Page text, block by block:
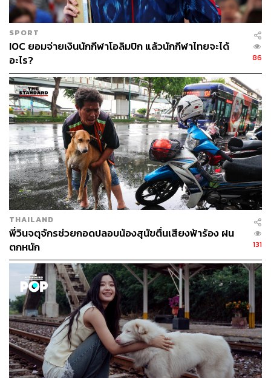
SPORT
IOC ยอมจ่ายเงินนักกีฬาโอลิมปิก แล้วนักกีฬาไทยจะได้
อะไร?
86
THAILAND
พี่วินจตุจักรช่วยกอดปลอบน้องสุนัขตื่นเสียงฟ้าร้อง ฝน
ตกหนัก
131